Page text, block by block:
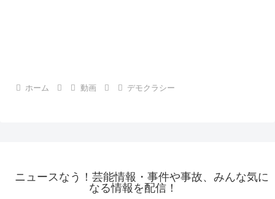
ホーム 動画 デモクラシー
ニュースなう！芸能情報・事件や事故、みんな気に
なる情報を配信！